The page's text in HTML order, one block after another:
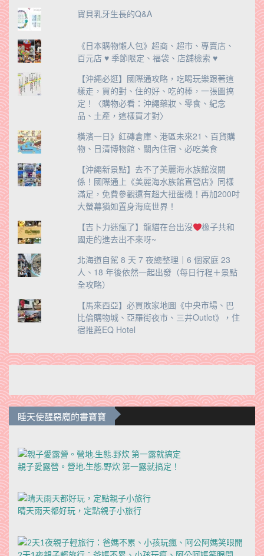
寶貝乳牙生長的Q&A
《日本購物懶人包》超商、超市、專賣店、
百元店 ♥ 季節限定、福袋、店舖檢索 ♥
【沖繩必逛】國際通攻略，吃喝玩樂跟著這
樣走，買的對、住的好、吃的棒，一張圖搞
定！〈購物必看：沖繩藥妝、零食、紀念
品、土產，這樣買才對〉
橫濱一日》紅磚倉庫、港區未來21、百貨購
物、日清博物館、關內住宿、必吃美食
【沖繩新景點】去不了美麗海水族館沒關
係！國際通上《美麗海水族館直營店》同樣
滿足，免費參觀還有超大扭蛋機！再加200吋
大螢幕猶如置身海底世界！
【吉卜力迷瘋了】龍貓在台出沒
橡子共和
國走的進去出不來呀~
北海道自駕 8 天 7 夜總整理｜6 個家庭 23
人、18 年後依然一起出發（每日行程＋景點
全攻略）
【馬來西亞】必買敗家地圖《中央市場、巴
比倫購物城、亞羅街夜市、三井Outlet》，住
宿推薦EQ Hotel
睡天使醒惡魔的書寶寶
親子愛露營。營地.生態.野炊 第一露就搞定！
晴天雨天都好玩，定點親子小旅行